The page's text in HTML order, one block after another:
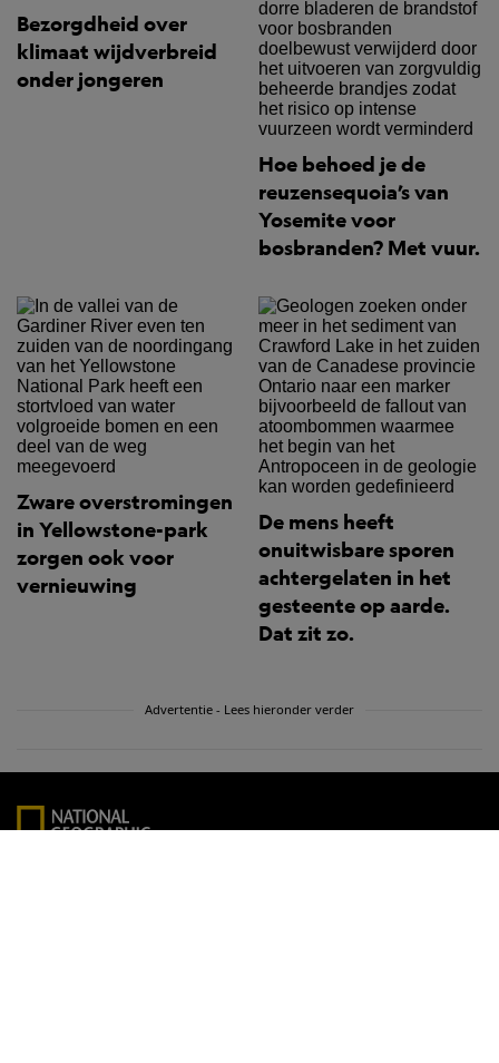
Bezorgdheid over
klimaat wijdverbreid
onder jongeren
Hoe behoed je de
reuzensequoia’s van
Yosemite voor
bosbranden? Met vuur.
Zware overstromingen
in Yellowstone-park
zorgen ook voor
vernieuwing
De mens heeft
onuitwisbare sporen
achtergelaten in het
gesteente op aarde.
Dat zit zo.
Advertentie - Lees hieronder verder